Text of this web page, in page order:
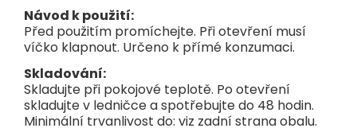
Návod k použití:
Před použitím promíchejte. Při otevření musí
víčko klapnout. Určeno k přímé konzumaci.
Skladování:
Skladujte při pokojové teplotě. Po otevření
skladujte v ledničce a spotřebujte do 48 hodin.
Minimální trvanlivost do: viz zadní strana obalu.